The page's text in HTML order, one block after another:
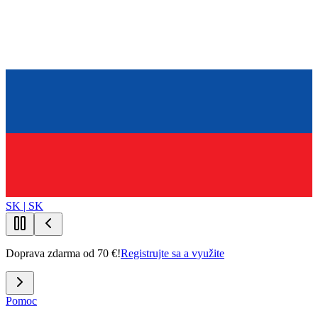
SK | SK
Doprava zdarma od 70 €!Registrujte sa a využite
Pomoc